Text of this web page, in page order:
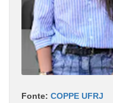
Fonte: COPPE UFRJ